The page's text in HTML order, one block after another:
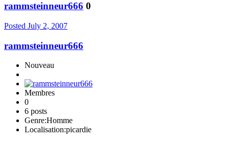
rammsteinneur666 0
Posted July 2, 2007
rammsteinneur666
Nouveau
Membres
0
6 posts
Genre:Homme
Localisation:picardie